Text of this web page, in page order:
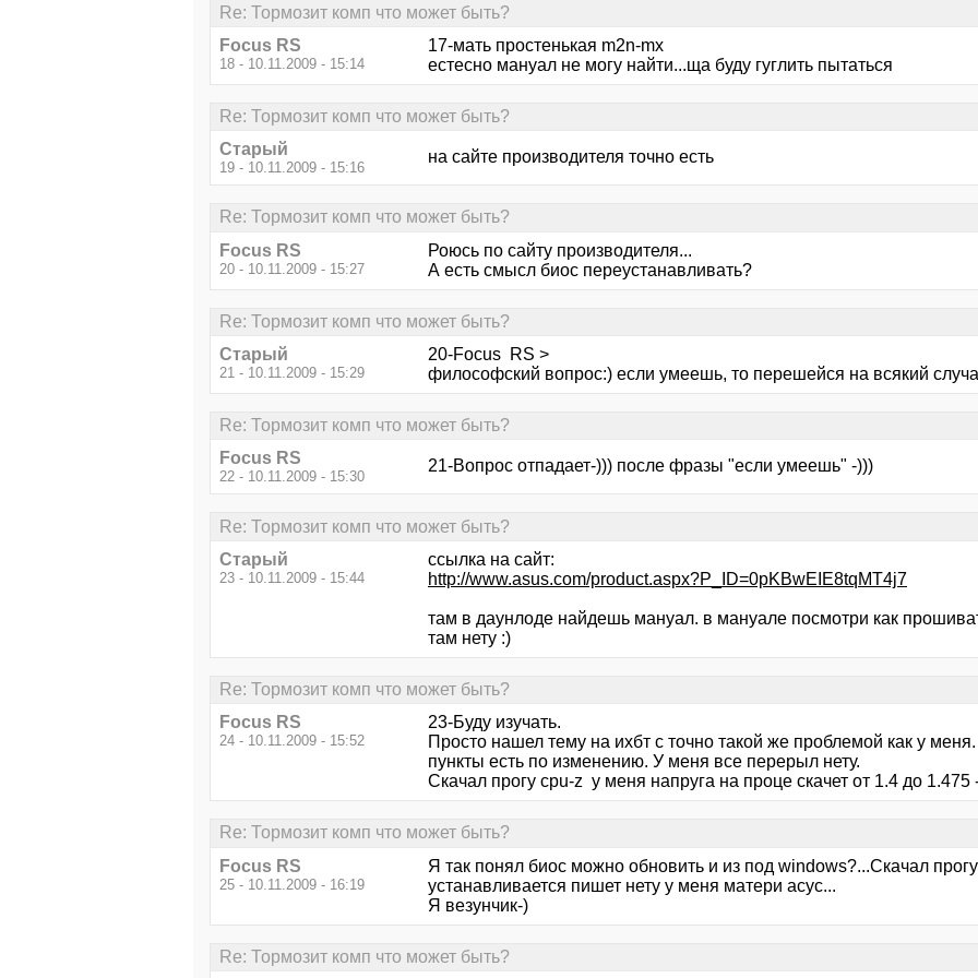
Re: Тормозит комп что может быть?
Focus RS
18 - 10.11.2009 - 15:14
17-мать простенькая m2n-mx
естесно мануал не могу найти...ща буду гуглить пытаться
Re: Тормозит комп что может быть?
Старый
19 - 10.11.2009 - 15:16
на сайте производителя точно есть
Re: Тормозит комп что может быть?
Focus RS
20 - 10.11.2009 - 15:27
Роюсь по сайту производителя...
А есть смысл биос переустанавливать?
Re: Тормозит комп что может быть?
Старый
21 - 10.11.2009 - 15:29
20-Focus RS >
философский вопрос:) если умеешь, то перешейся на всякий
Re: Тормозит комп что может быть?
Focus RS
22 - 10.11.2009 - 15:30
21-Вопрос отпадает-))) после фразы "если умеешь" -)))
Re: Тормозит комп что может быть?
Старый
23 - 10.11.2009 - 15:44
ссылка на сайт:
http://www.asus.com/product.aspx?P_ID=0pKBwEIE8tqMT4j7
там в даунлоде найдешь мануал. в мануале посмотри как
там нету :)
Re: Тормозит комп что может быть?
Focus RS
24 - 10.11.2009 - 15:52
23-Буду изучать.
Просто нашел тему на ихбт с точно такой же проблемой как у
пункты есть по изменению. У меня все перерыл нету.
Скачал прогу cpu-z у меня напруга на проце скачет от 1.4 до 1.475
Re: Тормозит комп что может быть?
Focus RS
25 - 10.11.2009 - 16:19
Я так понял биос можно обновить и из под windows?...Скачал
устанавливается пишет нету у меня матери асус...
Я везунчик-)
Re: Тормозит комп что может быть?